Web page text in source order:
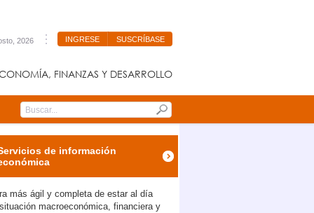
2026 INGRESE SUSCRÍBASE
FINANZAS Y DESARROLLO
Submit
de información
más ágil y completa de estar al día
macroeconómica, financiera y